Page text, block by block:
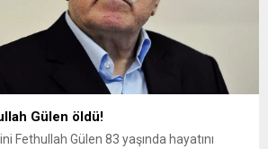
Gülen öldü!
Fethullah Gülen 83 yaşında hayatını